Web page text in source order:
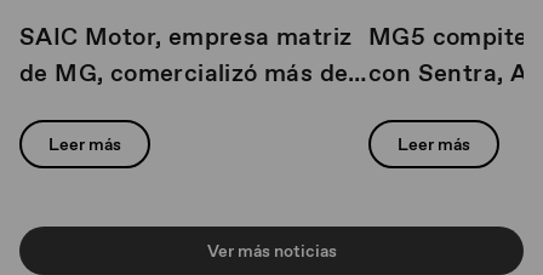
SAIC Motor, empresa matriz
de MG, comercializó más de 1
mundial durante el primer
Leer más
MG5 compite
con Sentra,
Leer más
Ver más noticias